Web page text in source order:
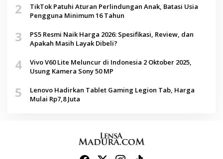
2
TikTok Patuhi Aturan Perlindungan Anak, Batasi Usia
Pengguna Minimum 16 Tahun
3
PS5 Resmi Naik Harga 2026: Spesifikasi, Review, dan
Apakah Masih Layak Dibeli?
4
Vivo V60 Lite Meluncur di Indonesia 2 Oktober 2025,
Usung Kamera Sony 50 MP
5
Lenovo Hadirkan Tablet Gaming Legion Tab, Harga
Mulai Rp7,8 Juta